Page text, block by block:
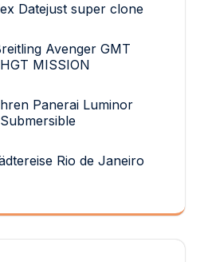
Datejust super clone
Avenger GMT
MISSION
Panerai Luminor
Submersible
Rio de Janeiro